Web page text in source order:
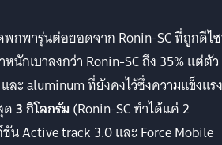
กพารุ่นต่อยอดจาก Ronin-SC ที่ถูกดีไ
นักเบาลงกว่า Ronin-SC ถึง 35% แต่ตัว
ะ aluminum ที่ยังคงไว้ซึ่งความแข็งแรง
ด3 กิโลกรัม (Ronin-SC ทำได้แค่ 2
น Active track 3.0 และ Force Mobile